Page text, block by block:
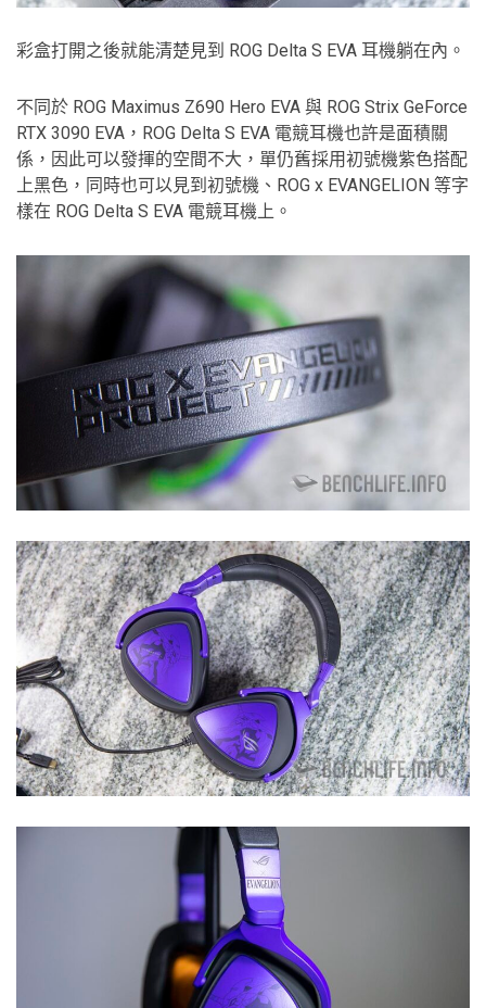
彩盒打開之後就能清楚見到 ROG Delta S EVA 耳機躺在內。
不同於 ROG Maximus Z690 Hero EVA 與 ROG Strix GeForce
RTX 3090 EVA，ROG Delta S EVA 電競耳機也許是面積關
係，因此可以發揮的空間不大，單仍舊採用初號機紫色搭配
上黑色，同時也可以見到初號機、ROG x EVANGELION 等字
樣在 ROG Delta S EVA 電競耳機上。